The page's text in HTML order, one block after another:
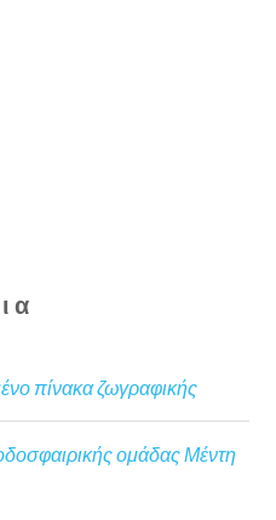
πίνακα ζωγραφικής
ομάδας Μέντη